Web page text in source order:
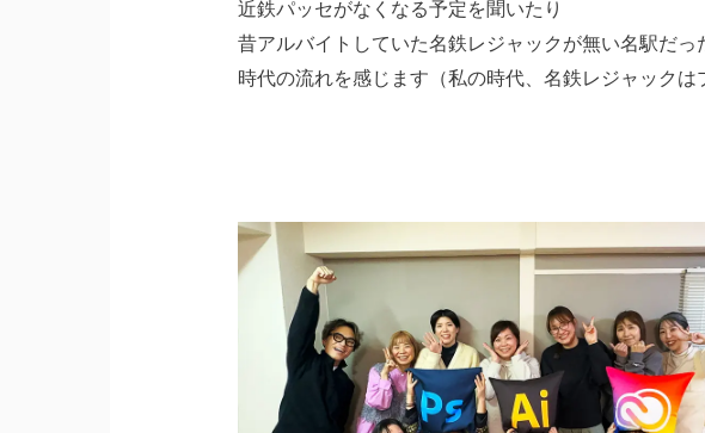
近鉄パッセがなくなる予定を聞いたり
昔アルバイトしていた名鉄レジャックが無い名駅だっ
時代の流れを感じます（私の時代、名鉄レジャックは